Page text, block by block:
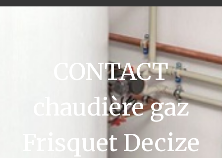
CONTACT
chaudière gaz
Frisquet Decize